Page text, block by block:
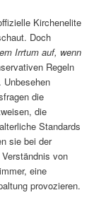
Kirchenelite
Doch
Irrtum auf, wenn
Regeln
Unbesehen
die
die
Standards
sie bei der
von
eine
provozieren.